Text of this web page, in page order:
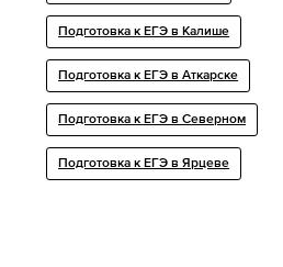
Подготовка к ЕГЭ в Калише
Подготовка к ЕГЭ в Аткарске
Подготовка к ЕГЭ в Северном
Подготовка к ЕГЭ в Ярцеве